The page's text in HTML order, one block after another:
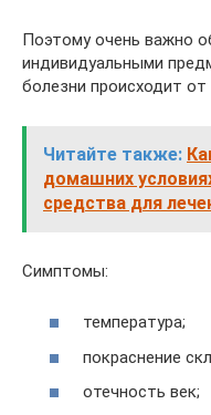
Поэтому очень важно
индивидуальными
болезни происходит
Читайте также:
домашних
средства для
Симптомы:
температура;
покраснение
отечность век;